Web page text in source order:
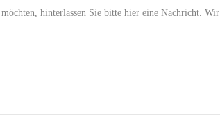
hinterlassen Sie bitte hier eine Nachricht. Wir